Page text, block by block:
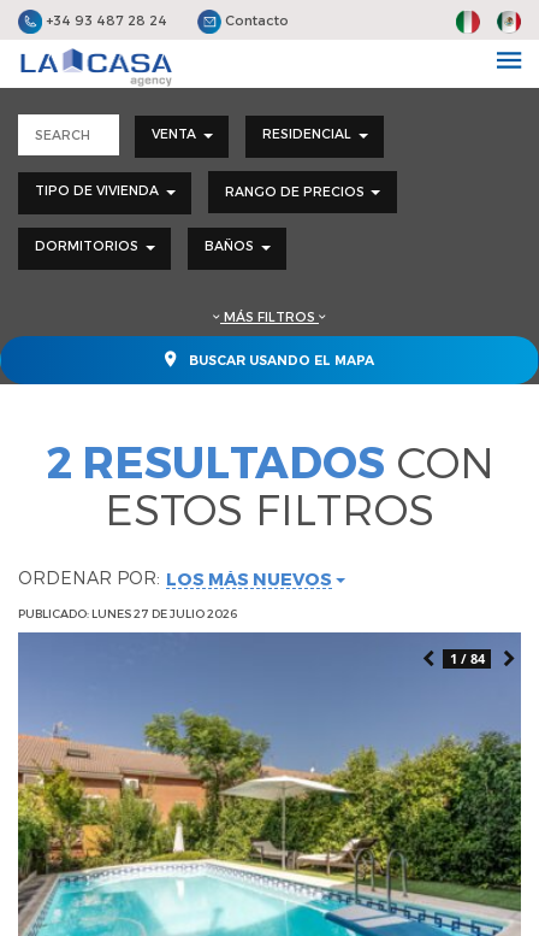
+34 93 487 28 24 Contacto
VENTA RESIDENCIAL
TIPO DE VIVIENDA RANGO DE PRECIOS
DORMITORIOS BAÑOS
MÁS FILTROS
BUSCAR USANDO EL MAPA
2 RESULTADOS CON
ESTOS FILTROS
ORDENAR POR: LOS MÁS NUEVOS
PUBLICADO: LUNES 27 DE JULIO 2026
1 / 84